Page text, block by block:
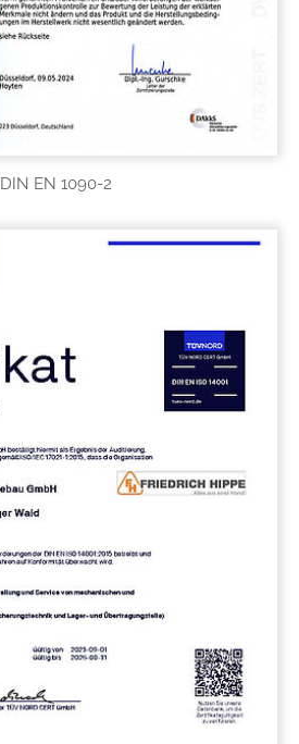
DIN EN 1090-2